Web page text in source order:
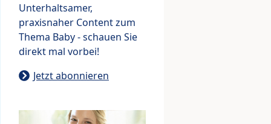
Unterhaltsamer,
praxisnaher Content zum
Thema Baby - schauen Sie
direkt mal vorbei!
Jetzt abonnieren